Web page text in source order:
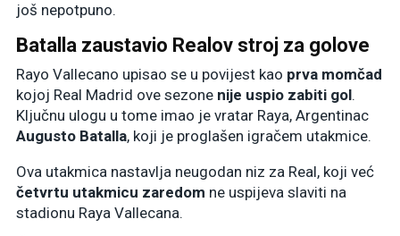
još nepotpuno.
Batalla zaustavio Realov stroj za golove
Rayo Vallecano upisao se u povijest kao prva momčad
kojoj Real Madrid ove sezone nije uspio zabiti gol.
Ključnu ulogu u tome imao je vratar Raya, Argentinac
Augusto Batalla, koji je proglašen igračem utakmice.
Ova utakmica nastavlja neugodan niz za Real, koji već
četvrtu utakmicu zaredom ne uspijeva slaviti na
stadionu Raya Vallecana.